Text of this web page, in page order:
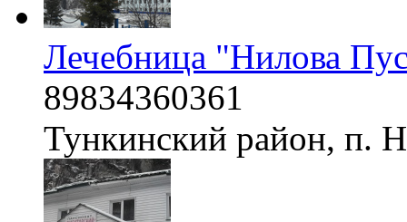
Лечебница "Нилова
89834360361
Тункинский район, п.